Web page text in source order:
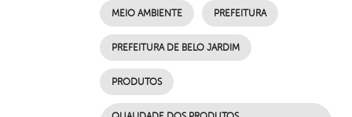
MEIO AMBIENTE PREFEITURA
PREFEITURA DE BELO JARDIM
PRODUTOS